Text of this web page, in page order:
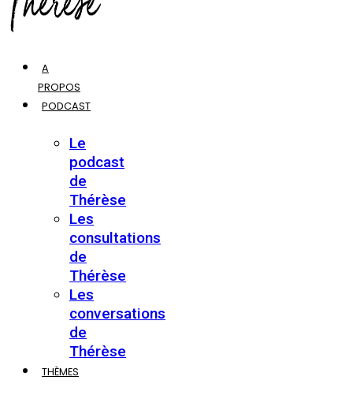
A
PROPOS
PODCAST
Le
podcast
de
Thérèse
Les
consultations
de
Thérèse
Les
conversations
de
Thérèse
THÈMES